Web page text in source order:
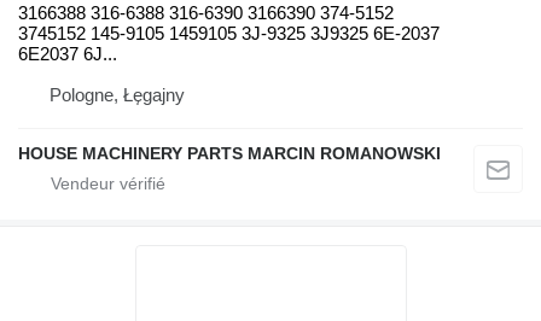
3166388 316-6388 316-6390 3166390 374-5152
3745152 145-9105 1459105 3J-9325 3J9325 6E-2037
6E2037 6J...
Pologne, Łęgajny
HOUSE MACHINERY PARTS MARCIN ROMANOWSKI